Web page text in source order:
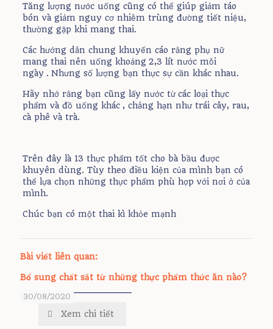
Tăng lượng nước uống cũng có thể giúp giảm táo
bón và giảm nguy cơ nhiễm trùng đường tiết niệu,
thường gặp khi mang thai.
Các hướng dẫn chung khuyến cáo rằng phụ nữ
mang thai nên uống khoảng 2,3 lít nước mỗi
ngày . Nhưng số lượng bạn thực sự cần khác nhau.
Hãy nhớ rằng bạn cũng lấy nước từ các loại thực
phẩm và đồ uống khác , chẳng hạn như trái cây, rau,
cà phê và trà.
Trên đây là 13 thực phẩm tốt cho bà bầu được
khuyên dùng. Tùy theo điều kiện của mình bạn có
thể lựa chọn những thực phẩm phù hợp với nơi ở của
mình.
Chúc bạn có một thai kì khỏe mạnh
Bài viết liên quan:
30/08/2020
Bổ sung chất sắt từ những thực phẩm thức ăn nào?
Xem chi tiết